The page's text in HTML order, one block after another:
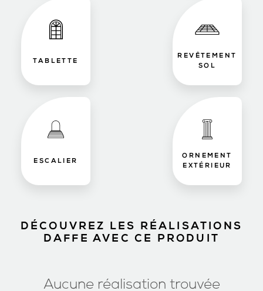
TABLETTE
REVÊTEMENT
SOL
ESCALIER
ORNEMENT
EXTÉRIEUR
DÉCOUVREZ LES RÉALISATIONS
DAFFE AVEC CE PRODUIT
Aucune réalisation trouvée